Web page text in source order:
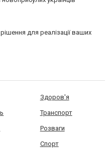
для реалізації ваших
Здоров'я
Транспорт
Розваги
Спорт